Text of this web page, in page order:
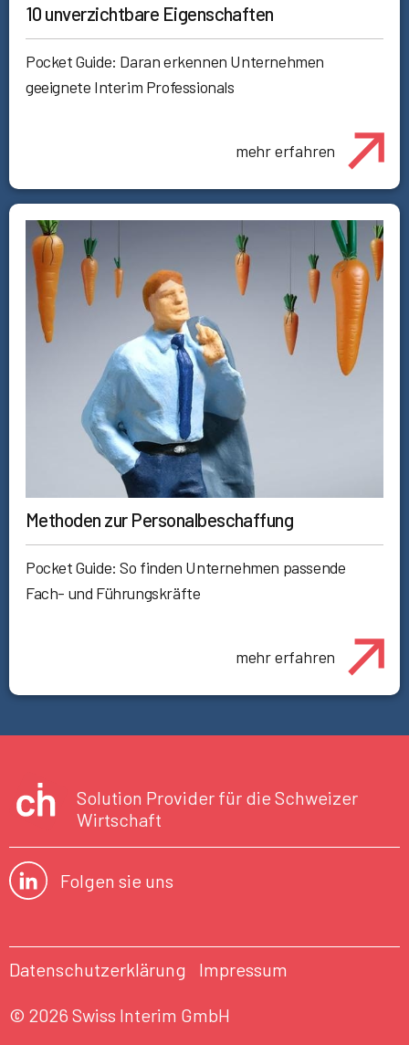
10 unverzichtbare Eigenschaften
Pocket Guide: Daran erkennen Unternehmen
geeignete Interim Professionals
mehr erfahren
Methoden zur Personalbeschaffung
Pocket Guide: So finden Unternehmen passende
Fach- und Führungskräfte
mehr erfahren
Solution Provider für die Schweizer
Wirtschaft
Folgen sie uns
Datenschutzerklärung Impressum
© 2026 Swiss Interim GmbH